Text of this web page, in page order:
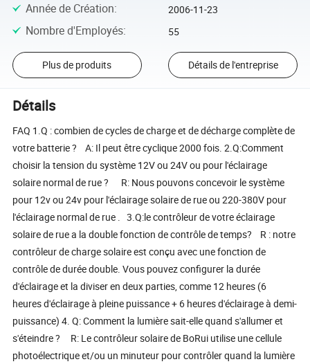
Année de Création: 2006-11-23
Nombre d'Employés: 55
Plus de produits Détails de l'entreprise
Détails
FAQ 1.Q : combien de cycles de charge et de décharge complète de
votre batterie ? A: Il peut être cyclique 2000 fois. 2.Q:Comment
choisir la tension du système 12V ou 24V ou pour l'éclairage
solaire normal de rue ? R: Nous pouvons concevoir le système
pour 12v ou 24v pour l'éclairage solaire de rue ou 220-380V pour
l'éclairage normal de rue . 3.Q:le contrôleur de votre éclairage
solaire de rue a la double fonction de contrôle de temps? R : notre
contrôleur de charge solaire est conçu avec une fonction de
contrôle de durée double. Vous pouvez configurer la durée
d'éclairage et la diviser en deux parties, comme 12 heures (6
heures d'éclairage à pleine puissance + 6 heures d'éclairage à demi-
puissance) 4. Q: Comment la lumière sait-elle quand s'allumer et
s'éteindre ? R: Le contrôleur solaire de BoRui utilise une cellule
photoélectrique et/ou un minuteur pour contrôler quand la lumière